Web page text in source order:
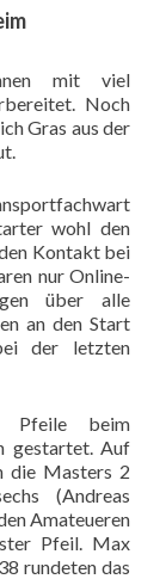
mit viel
Noch
Gras aus der
wohl den
Kontakt bei
nur Online-
über alle
an den Start
der letzten
Pfeile beim
gestartet. Auf
die Masters 2
(Andreas
Amateueren
Pfeil. Max
rundeten das